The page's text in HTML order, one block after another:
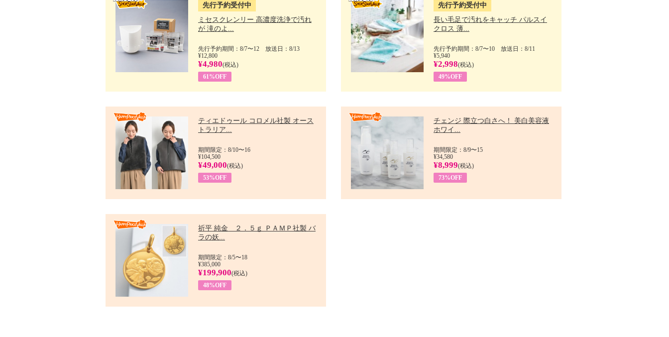
先行予約受付中
ミセスクレンリー 高濃度洗浄で汚れ
が 滝のよ...
先行予約期間：8/7〜12 放送日：8/13
¥12,800
¥4,980(税込)
61%OFF
先行予約受付中
長い毛足で汚れをキャッチ パルスイ
クロス 薄...
先行予約期間：8/7〜10 放送日：8/11
¥5,940
¥2,998(税込)
49%OFF
ティエドゥール コロメル社製 オース
トラリア...
期間限定：8/10〜16
¥104,500
¥49,000(税込)
53%OFF
チェンジ 際立つ白さへ！ 美白美容液
ホワイ...
期間限定：8/9〜15
¥34,580
¥8,999(税込)
73%OFF
祈平 純金 ２．５ｇ ＰＡＭＰ社製 バ
ラの妖...
期間限定：8/5〜18
¥385,000
¥199,900(税込)
48%OFF